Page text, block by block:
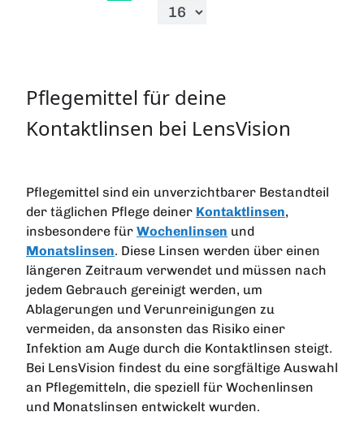
Pflegemittel für deine
Kontaktlinsen bei LensVision
Pflegemittel sind ein unverzichtbarer Bestandteil
der täglichen Pflege deiner Kontaktlinsen,
insbesondere für Wochenlinsen und
Monatslinsen. Diese Linsen werden über einen
längeren Zeitraum verwendet und müssen nach
jedem Gebrauch gereinigt werden, um
Ablagerungen und Verunreinigungen zu
vermeiden, da ansonsten das Risiko einer
Infektion am Auge durch die Kontaktlinsen steigt.
Bei LensVision findest du eine sorgfältige Auswahl
an Pflegemitteln, die speziell für Wochenlinsen
und Monatslinsen entwickelt wurden.